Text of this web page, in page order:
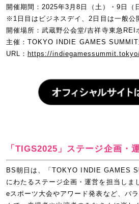
開催期間：2025年3月8日（土）・9日（
※1日目はビジネスデイ、2日目は一般公
開催場所：武蔵野公会堂/吉祥寺東急REI
主催：TOKYO INDIE GAMES SUMMIT
URL： https://
「TIGS2025」ステージ企画・
BS朝日は、「TOKYO INDIE GAMES
にわたるステージ企画・運営を担当しま
eスポーツ大会やアワード発表など、バ